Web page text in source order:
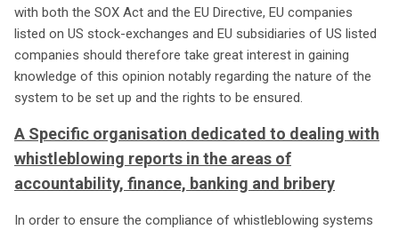
with both the SOX Act and the EU Directive, EU companies
listed on US stock-exchanges and EU subsidiaries of US listed
companies should therefore take great interest in gaining
knowledge of this opinion notably regarding the nature of the
system to be set up and the rights to be ensured.
A Specific organisation dedicated to dealing with
whistleblowing reports in the areas of
accountability, finance, banking and bribery
In order to ensure the compliance of whistleblowing systems